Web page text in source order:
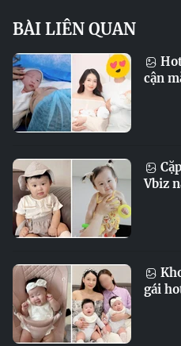
BÀI LIÊN QUAN
cận
Vbiz
gái